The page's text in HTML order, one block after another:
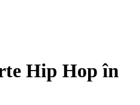
Hip Hop în